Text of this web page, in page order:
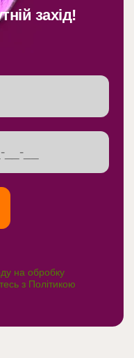
захід!
на обробку
з Політикою